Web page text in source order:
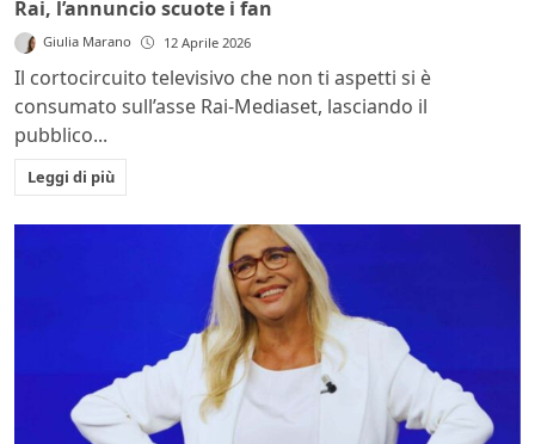
Rai, l’annuncio scuote i fan
Giulia Marano 12 Aprile 2026
Il cortocircuito televisivo che non ti aspetti si è
consumato sull’asse Rai-Mediaset, lasciando il
pubblico...
Leggi di più